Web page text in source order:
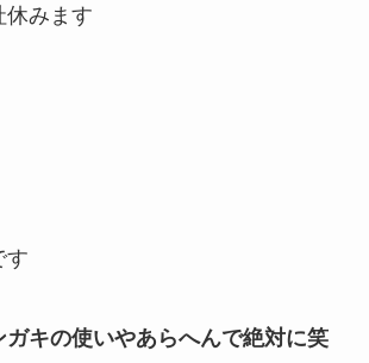
休みます
す
ガキの使いやあらへんで絶対に笑